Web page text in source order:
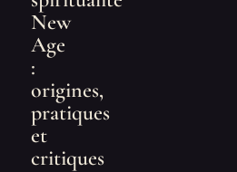
New
Age
:
origines,
pratiques
et
critiques